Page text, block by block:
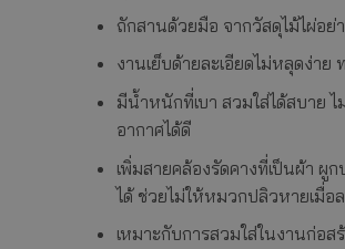
ถักสานด้วยมือ จากวัสดุไม้ไผ่อย่
งานเย็บด้ายละเอียดไม่หลุดง่าย
มีน้ำหนักที่เบา สวมใส่ได้สบาย ไ
อากาศได้ดี
เพิ่มสายคล้องรัดคางที่เป็นผ้า ผูก
ได้ ช่วยไม่ให้หมวกปลิวหายเมื่
เหมาะกับการสวมใส่ในงานก่อส